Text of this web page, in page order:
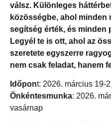
válsz. Különleges
közösségbe, ahol minden
segítség érték, és minden
Legyél te is ott, ahol az
szeretete egyszerre
nem csak feladat, hanem
Időpont: 2026. március 19-
Önkéntesmunka: 2026.
vasárnap